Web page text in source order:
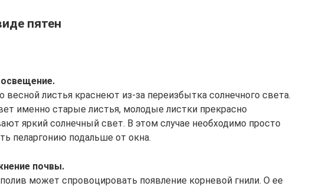
пятен
весной листья краснеют из-за переизбытка солнечного света.
именно старые листья, молодые листки прекрасно
яркий солнечный свет. В этом случае необходимо просто
пеларгонию подальше от окна.
почвы.
может спровоцировать появление корневой гнили. О ее